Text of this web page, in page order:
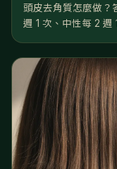
頭皮去角質怎麼做？
週 1 次、中性每 2 週